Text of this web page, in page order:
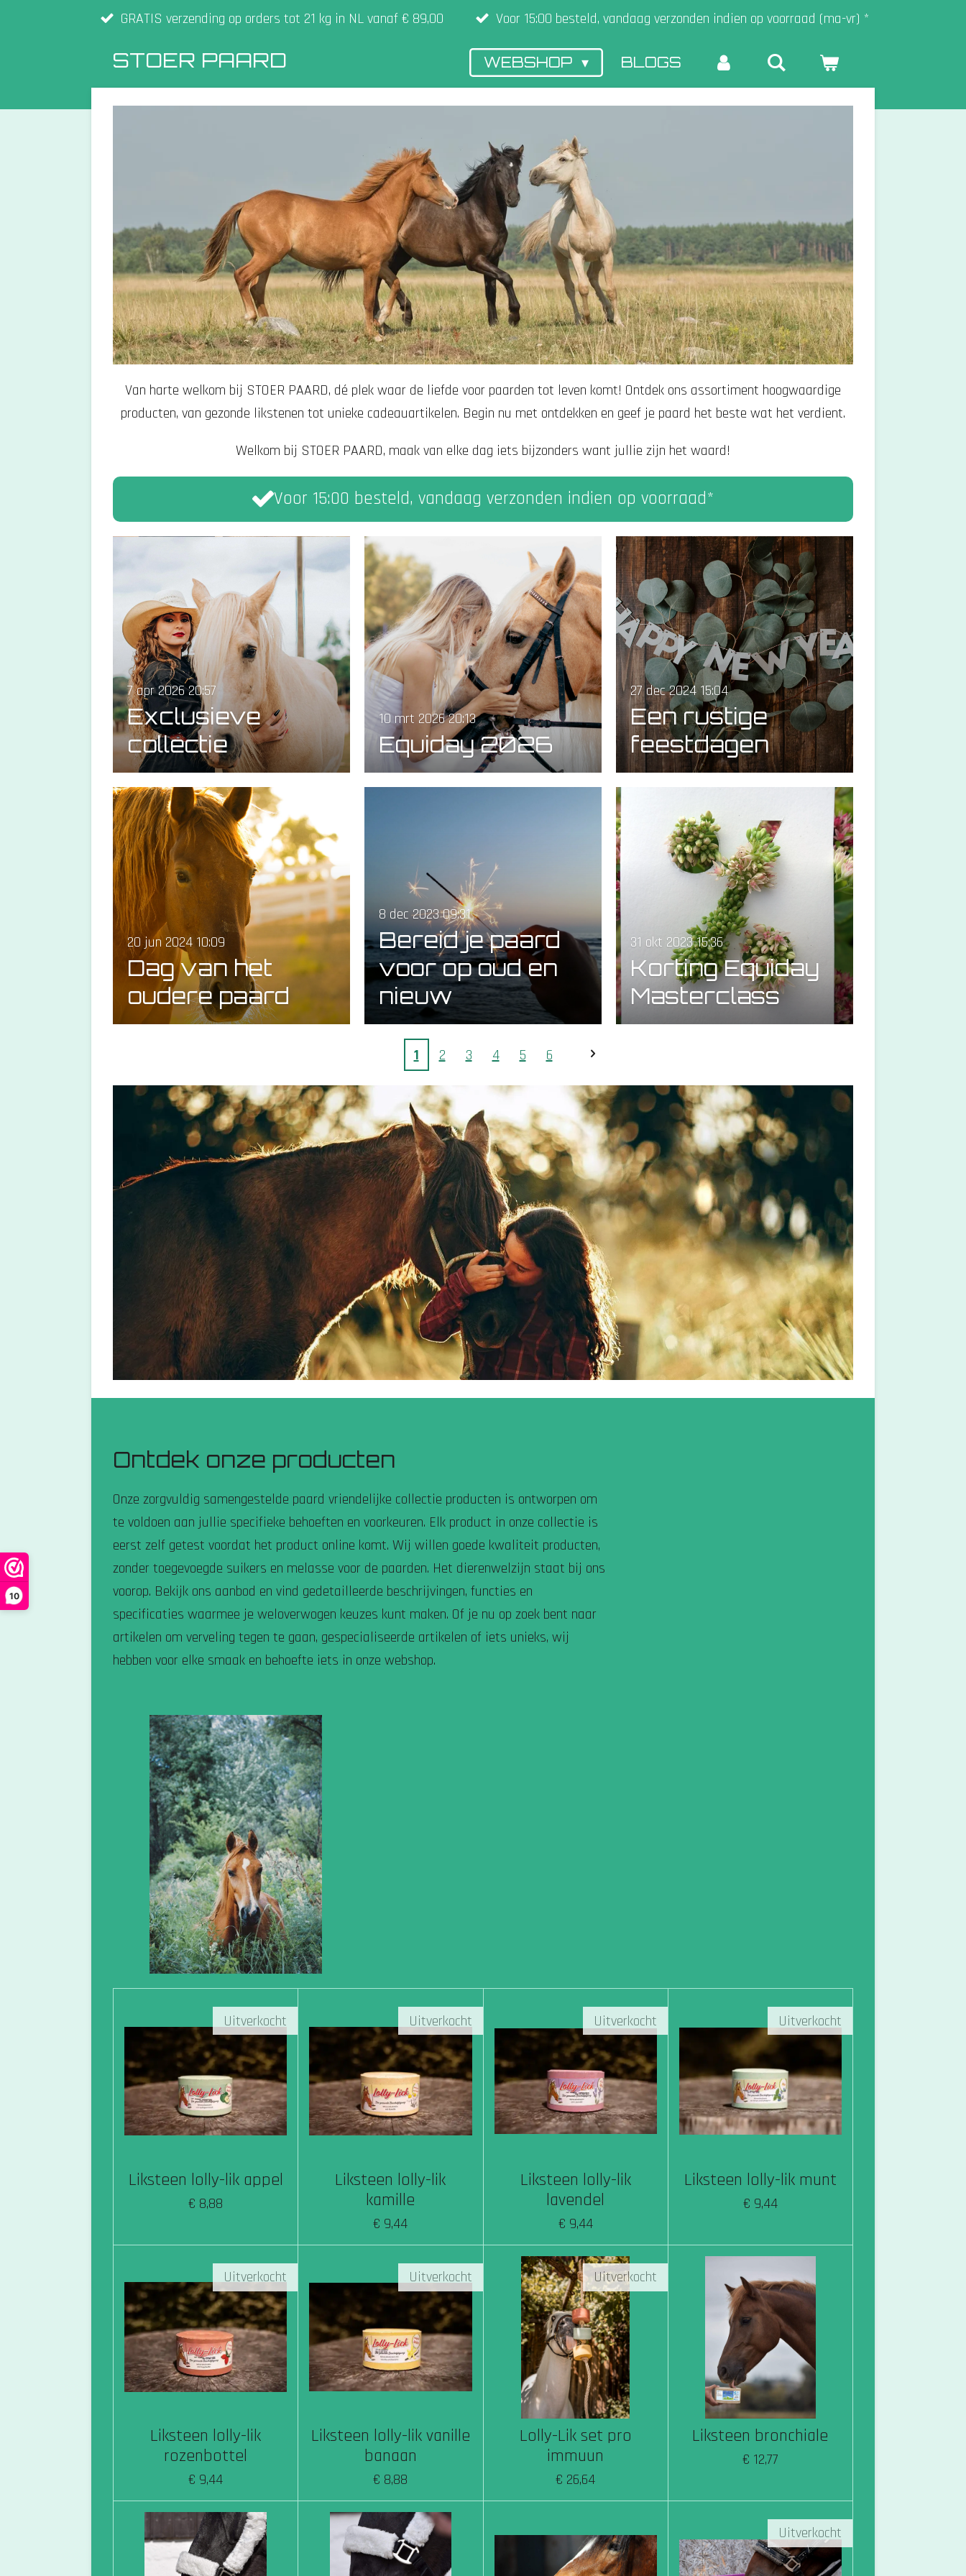
10
hoofdinhoud
GRATIS verzending op orders tot 21 kg in NL vanaf € 89,00 Voor 15:00 besteld, vandaag verzonden indien op voorraad (ma-vr) *
STOER PAARD WEBSHOP BLOGS
Van harte welkom bij STOER PAARD, dé plek waar de liefde voor paarden tot leven komt! Ontdek ons ​​assortiment hoogwaardige
producten, van gezonde likstenen tot unieke cadeauartikelen. Begin nu met ontdekken en geef je paard het beste wat het verdient.
Welkom bij STOER PAARD, maak van elke dag iets bijzonders want jullie zijn het waard!
Voor 15:00 besteld, vandaag verzonden indien op voorraad*
Exclusieve
collectie
7 apr 202620:57
Equiday 2026
10 mrt 202620:13
Een rustige
feestdagen
27 dec 202415:04
Dag van het
oudere paard
20 jun 2024 10:09
Bereid je paard
voor op oud en
nieuw
8 dec 202309:31
Korting Equiday
Masterclass
31 okt 202315:36
1 2 3 4 5 6
Ontdek onze producten
Onze zorgvuldig samengestelde paard vriendelijke collectie producten is ontworpen om
te voldoen aan jullie specifieke behoeften en voorkeuren. Elk product in onze collectie is
eerst zelf getest voordat het product online komt. Wij willen goede kwaliteit producten,
zonder toegevoegde suikers en melasse voor de paarden. Het dierenwelzijn staat bij ons
voorop. Bekijk ons aanbod en vind gedetailleerde beschrijvingen, functies en
specificaties waarmee je weloverwogen keuzes kunt maken. Of je nu op zoek bent naar
artikelen om verveling tegen te gaan, gespecialiseerde artikelen of iets unieks, wij
hebben voor elke smaak en behoefte iets in onze webshop.
Uitverkocht
Liksteen lolly-lik appel
€ 8,88
Uitverkocht
Liksteen lolly-lik
kamille
€ 9,44
Uitverkocht
Liksteen lolly-lik
lavendel
€ 9,44
Uitverkocht
Liksteen lolly-lik munt
€ 9,44
Uitverkocht
Liksteen lolly-lik
rozenbottel
€ 9,44
Uitverkocht
Liksteen lolly-lik vanille
banaan
€ 8,88
Uitverkocht
Lolly-Lik set pro
immuun
€ 26,64
Liksteen bronchiale
€ 12,77
Uitverkocht